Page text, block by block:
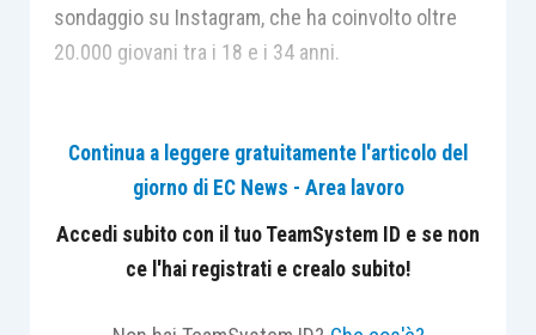
sondaggio su Instagram, che ha coinvolto oltre
20.000 giovani tra i 18 e i 34 anni.
dato iniziale a tale proposito.
Secondo il sondaggio, la fiducia nella politica
sembra essere ai minimi storici tra gliunder
Continua a leggere gratuitamente l'articolo del
giorno di EC News - Area lavoro
Accedi subito con il tuo TeamSystem ID e se non
ce l'hai registrati e crealo subito!